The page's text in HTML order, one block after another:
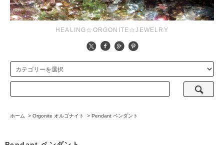
HEALING☆ORGONITE☆JEWELRY
ホーム > Orgonite オルゴナイト > Pendant ペンダント